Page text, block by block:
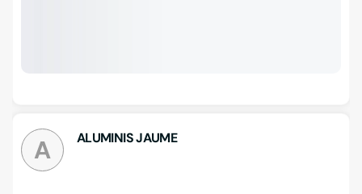
A ALUMINIS JAUME